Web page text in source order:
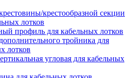
крестообразной секции
лотков
профиль для кабельных лотков
тройника для
лотков
угловая для кабельных